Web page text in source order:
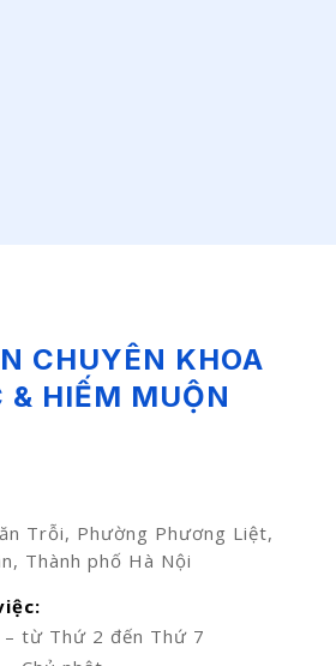
CHUYÊN KHOA
& HIẾM MUỘN
Trỗi, Phường Phương Liệt,
Thành phố Hà Nội
từ Thứ 2 đến Thứ 7